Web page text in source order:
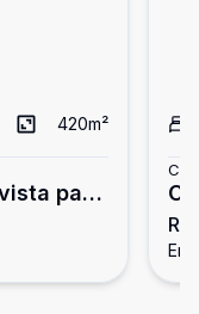
420m²
para